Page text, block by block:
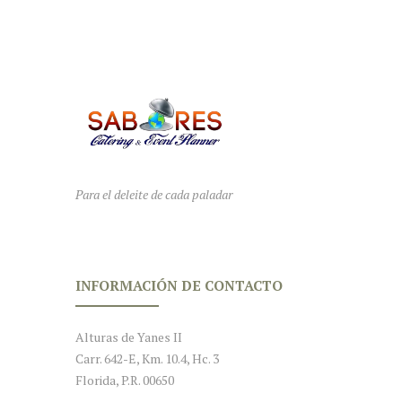
Para el deleite de cada paladar
INFORMACIÓN DE CONTACTO
Alturas de Yanes II
Carr. 642-E, Km. 10.4, Hc. 3
Florida, P.R. 00650